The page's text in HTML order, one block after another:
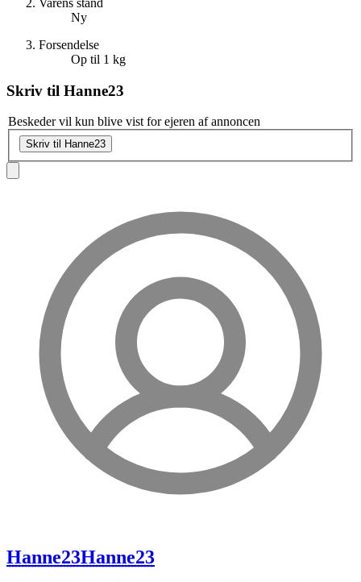
Varens stand
Ny
Forsendelse
Op til 1 kg
Skriv til Hanne23
Beskeder vil kun blive vist for ejeren af annoncen
Skriv til Hanne23
Hanne23Hanne23